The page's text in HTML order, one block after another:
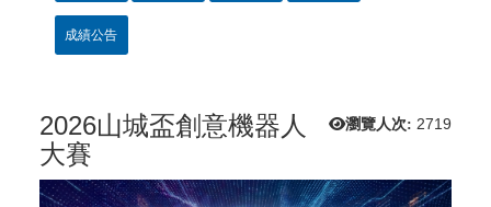
成績公告
瀏覽人次: 2719
2026山城盃創意機器人
大賽